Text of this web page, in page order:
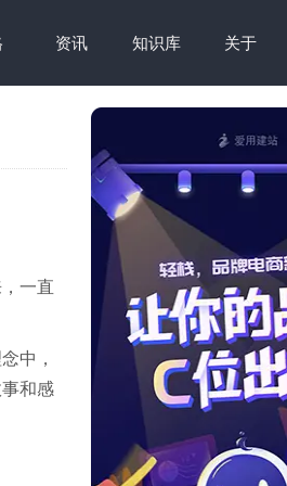
资讯 知识库 关于
一直
中，
和感